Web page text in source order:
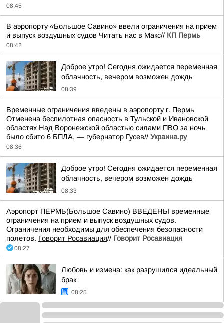
08:45
В аэропорту «Большое Савино» ввели ограничения на прием
и выпуск воздушных судов Читать нас в Макс// КП Пермь
08:42
Доброе утро! Сегодня ожидается переменная
облачность, вечером возможен дождь
08:39
Временные ограничения введены в аэропорту г. Пермь
Отменена беспилотная опасность в Тульской и Ивановской
областях Над Воронежской областью силами ПВО за ночь
было сбито 6 БПЛА, — губернатор Гусев// Украина.ру
08:36
Доброе утро! Сегодня ожидается переменная
облачность, вечером возможен дождь
08:33
Аэропорт ПЕРМЬ(Большое Савино) ВВЕДЕНЫ временные
ограничения на прием и выпуск воздушных судов.
Ограничения необходимы для обеспечения безопасности
полетов. Говорит Росавиация// Говорит Росавиация
08:27
Любовь и измена: как разрушился идеальный
брак
08:25